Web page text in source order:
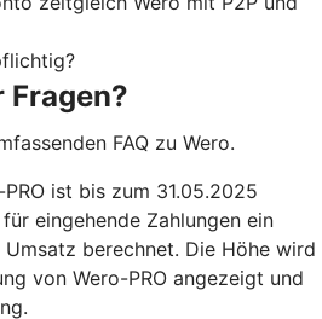
Fragen?
FAQ zu Wero.
ist bis zum 31.05.2025
eingehende Zahlungen ein
berechnet. Die Höhe wird
von Wero-PRO angezeigt und